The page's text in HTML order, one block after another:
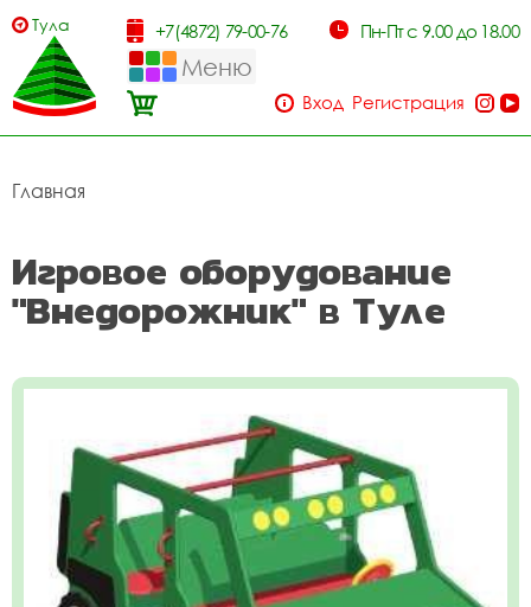
Тула +7(4872) 79-00-76 Пн-Пт с 9.00 до 18.00
Меню
Вход Регистрация
Главная
Игровое оборудование
"Внедорожник" в Туле